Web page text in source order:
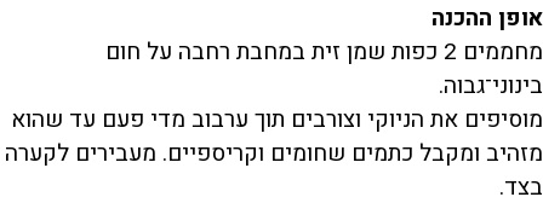
אופן ההכנה
מחממים 2 כפות שמן זית במחבת רחבה על חום
בינוני־גבוה.
מוסיפים את הניוקי וצורבים תוך ערבוב מדי פעם עד שהוא
מזהיב ומקבל כתמים שחומים וקריספיים. מעבירים לקערה
בצד.